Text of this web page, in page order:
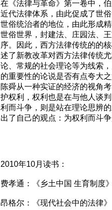
在《法律与革命》第一卷中，
近代法律体系，由此促成了世
世俗统治者的地位，由此形成
世俗世界，封建法、庄园法、
序。因此，西方法律传统的的
述了新教改革对西方法律传统
论、常规的社会理论等为线索
的重要性的论说是否有点夸大
陈舜从一种实证的经济的视角
护权利，权利也是在与他人谈
利而斗争，则是站在理论思辨
出了自己的观点：为权利而斗
2010年10月读书：
费孝通：《乡土中国 生育制度
昂格尔：《现代社会中的法律》